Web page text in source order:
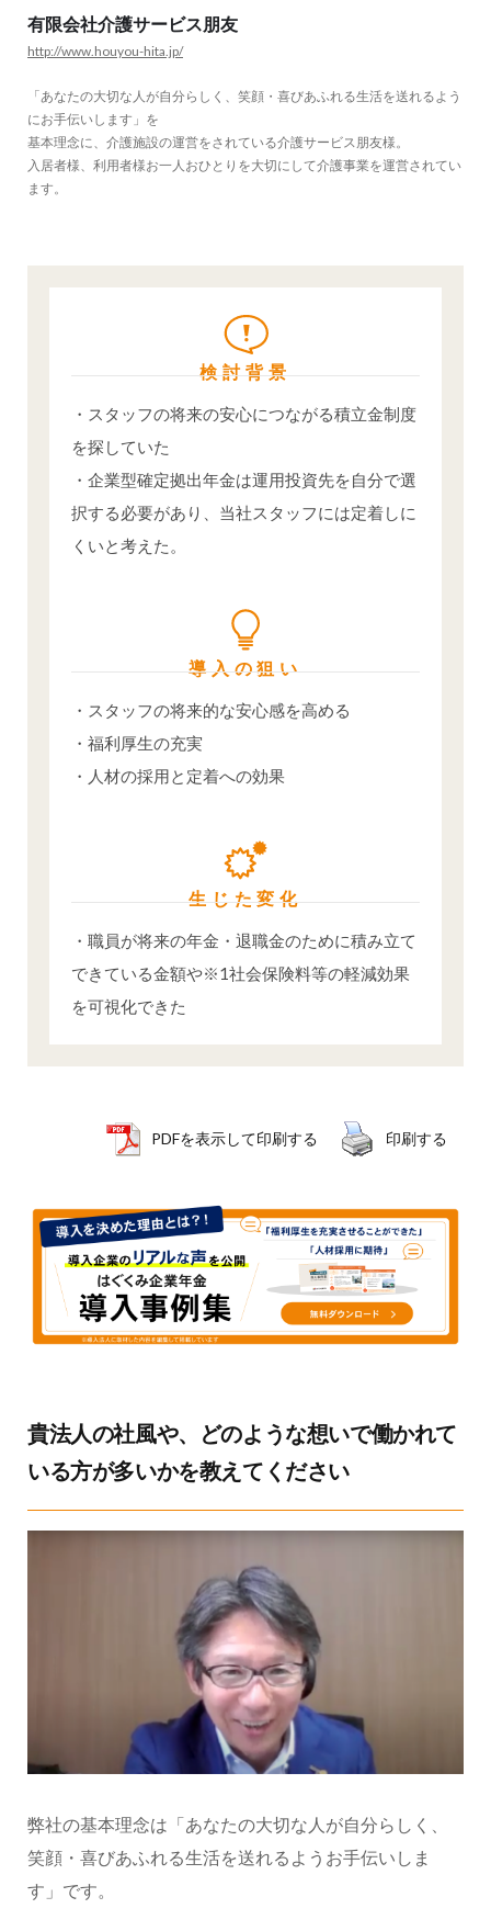
有限会社介護サービス朋友
http://www.houyou-hita.jp/
「あなたの大切な人が自分らしく、笑顔・喜びあふれる生活を送れるよう
にお手伝いします」を
基本理念に、介護施設の運営をされている介護サービス朋友様。
入居者様、利用者様お一人おひとりを大切にして介護事業を運営されてい
ます。
検討背景
・スタッフの将来の安心につながる積立金制度
を探していた
・企業型確定拠出年金は運用投資先を自分で選
択する必要があり、当社スタッフには定着しに
くいと考えた。
導入の狙い
・スタッフの将来的な安心感を高める
・福利厚生の充実
・人材の採用と定着への効果
生じた変化
・職員が将来の年金・退職金のために積み立て
できている金額や※1社会保険料等の軽減効果
を可視化できた
PDFを表示して印刷する 印刷する
貴法人の社風や、どのような想いで働かれて
いる方が多いかを教えてください
弊社の基本理念は「あなたの大切な人が自分らしく、
笑顔・喜びあふれる生活を送れるようお手伝いしま
す」です。